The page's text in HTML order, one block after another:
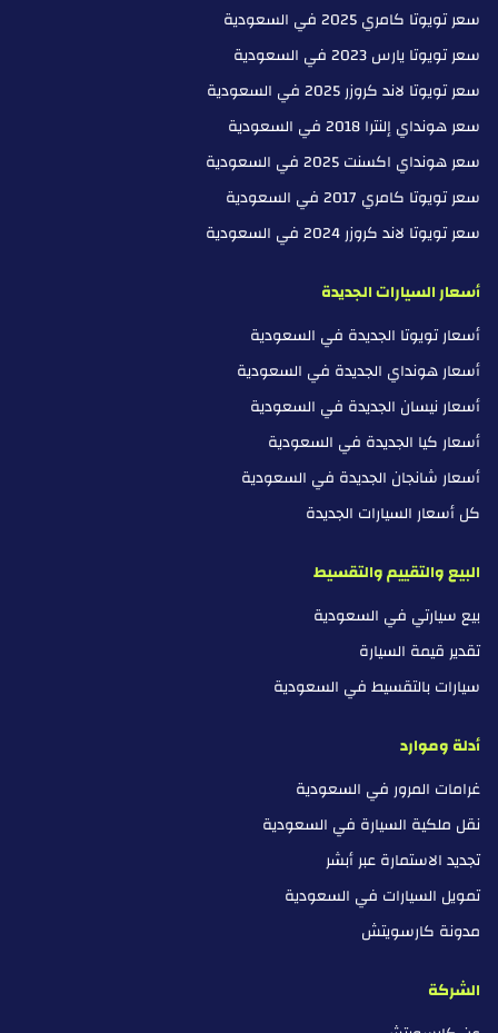
سعر تويوتا كامري 2025 في السعودية
سعر تويوتا يارس 2023 في السعودية
سعر تويوتا لاند كروزر 2025 في السعودية
سعر هونداي إلنترا 2018 في السعودية
سعر هونداي اكسنت 2025 في السعودية
سعر تويوتا كامري 2017 في السعودية
سعر تويوتا لاند كروزر 2024 في السعودية
أسعار السيارات الجديدة
أسعار تويوتا الجديدة في السعودية
أسعار هونداي الجديدة في السعودية
أسعار نيسان الجديدة في السعودية
أسعار كيا الجديدة في السعودية
أسعار شانجان الجديدة في السعودية
كل أسعار السيارات الجديدة
البيع والتقييم والتقسيط
بيع سيارتي في السعودية
تقدير قيمة السيارة
سيارات بالتقسيط في السعودية
أدلة وموارد
غرامات المرور في السعودية
نقل ملكية السيارة في السعودية
تجديد الاستمارة عبر أبشر
تمويل السيارات في السعودية
مدونة كارسويتش
الشركة